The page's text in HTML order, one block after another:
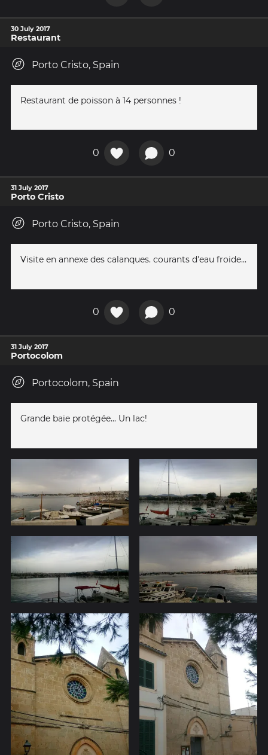
30 July 2017
Restaurant
Porto Cristo, Spain
Restaurant de poisson à 14 personnes !
0 0
31 July 2017
Porto Cristo
Porto Cristo, Spain
Visite en annexe des calanques. courants d'eau froide...
0 0
31 July 2017
Portocolom
Portocolom, Spain
Grande baie protégée... Un lac!